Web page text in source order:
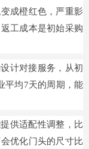
成橙红色，严重影
工成本是初始采购
计对接服务，从初
平均7天的周期，能
供适配性调整，比
优化门头的尺寸比